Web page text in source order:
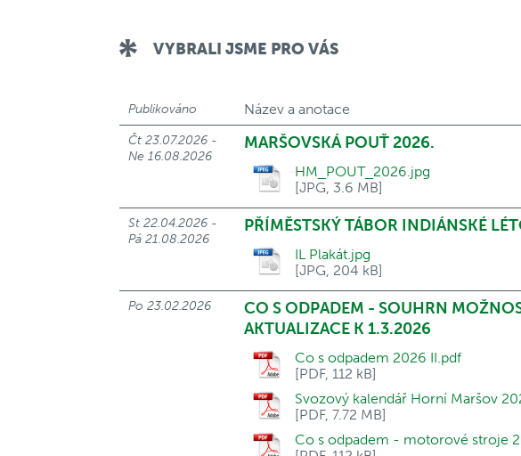
VYBRALI JSME PRO VÁS
Publikováno Název a anotace
Čt 23.07.2026 -
Ne 16.08.2026
MARŠOVSKÁ POUŤ 2026.
HM_POUT_2026.jpg
[JPG, 3.6 MB]
St 22.04.2026 -
Pá 21.08.2026
PŘÍMĚSTSKÝ TÁBOR INDIÁNSKÉ
IL Plakát.jpg
[JPG, 204 kB]
Po 23.02.2026
CO S ODPADEM - SOUHRN
AKTUALIZACE K 1.3.2026
Co s odpadem 2026 II.pdf
[PDF, 112 kB]
Svozový kalendář Horní Maršov
[PDF, 7.72 MB]
Co s odpadem - motorové stroje